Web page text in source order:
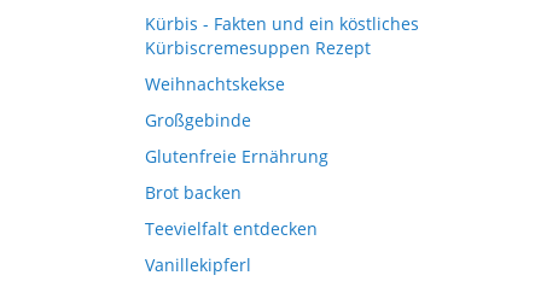
Kürbis - Fakten und ein köstliches
Kürbiscremesuppen Rezept
Weihnachtskekse
Großgebinde
Glutenfreie Ernährung
Brot backen
Teevielfalt entdecken
Vanillekipferl